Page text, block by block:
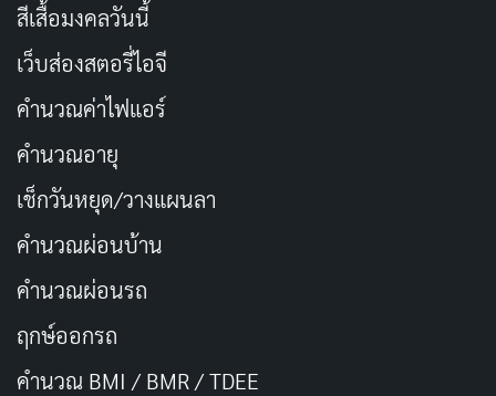
กิจกรรมวันสิ่งแวดล้อมไทย
วันสิ่งแวดล้อมไทย ตรงกับวันที่
วันสิ่งแวดล้อมไทย มีความสําคัญอย่างไร
สีเสื้อมงคลวันนี้
เว็บส่องสตอรี่ไอจี
คำนวณค่าไฟแอร์
คำนวณอายุ
เช็กวันหยุด/วางแผนลา
คำนวณผ่อนบ้าน
คำนวณผ่อนรถ
ฤกษ์ออกรถ
คำนวณ BMI / BMR / TDEE